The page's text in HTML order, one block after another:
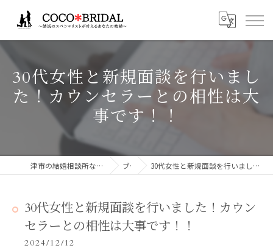
30代女性と新規面談を行いまし
た！カウンセラーとの相性は大
事です！！
津市の結婚相談所ならCocoBridalココブライダル ブログ 30代女性と新規面談を行いました！カウンセラーとの相性は大事です！！
30代女性と新規面談を行いました！カウン
セラーとの相性は大事です！！
2024/12/12